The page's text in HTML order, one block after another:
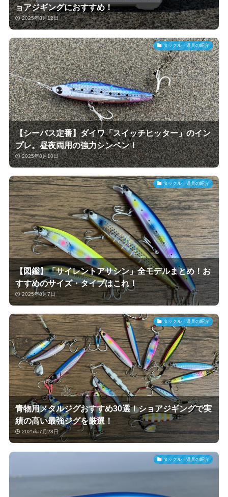
ョアジギングにおすすめ！
2025年8月12日
タックル・道具の紹介
【シーバス定番】ダイワ「スイッチヒッター」のイン
プレ。昼夜両用の強力シンペン！
2025年8月10日
タックル・道具の紹介
【図鑑】「サイレントアサシン」全モデルまとめ！お
すすめのサイズ・タイプはこれ！
2025年8月7日
タックル・道具の紹介
青物用メタルジグおすすめ30選！ショアジギングで実
績の高い最強ジグを厳選！
2025年7月28日
タックル・道具の紹介